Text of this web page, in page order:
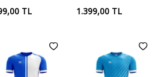
TL 1.399,00TL